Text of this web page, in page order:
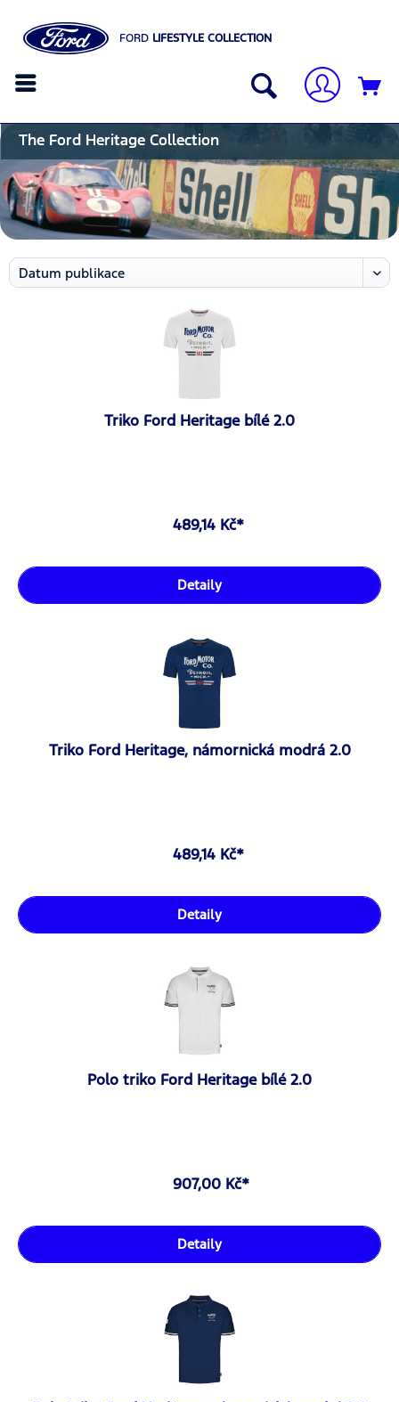
FORD LIFESTYLE COLLECTION
The Ford Heritage Collection
Triko Ford Heritage bílé 2.0
489,14 Kč*
Detaily
Triko Ford Heritage, námornická modrá 2.0
489,14 Kč*
Detaily
Polo triko Ford Heritage bílé 2.0
907,00 Kč*
Detaily